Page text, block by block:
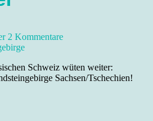
2 Kommentare
Schweiz wüten weiter:
Sachsen/Tschechien!